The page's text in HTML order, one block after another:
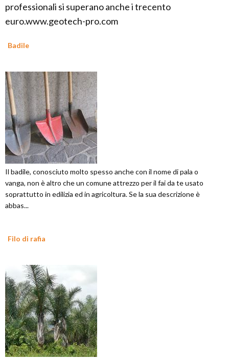
professionali si superano anche i trecento
euro.www.geotech-pro.com
Badile
Il badile, conosciuto molto spesso anche con il nome di pala o
vanga, non è altro che un comune attrezzo per il fai da te usato
soprattutto in edilizia ed in agricoltura. Se la sua descrizione è
abbas...
Filo di rafia